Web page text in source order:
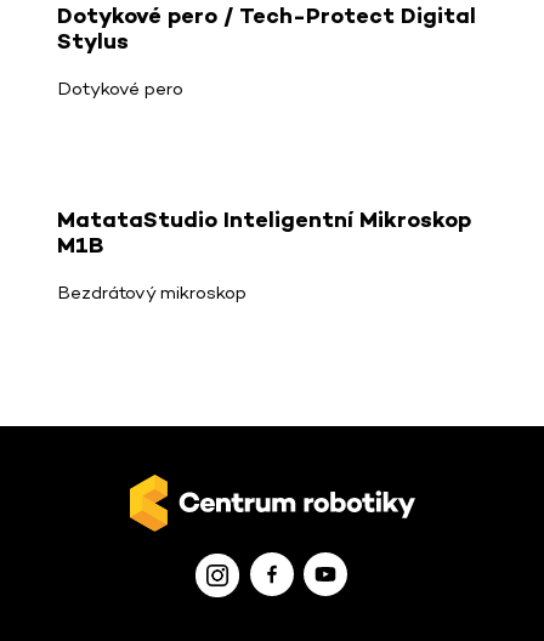
Dotykové pero / Tech-Protect Digital
Stylus
Dotykové pero
MatataStudio Inteligentní Mikroskop
M1B
Bezdrátový mikroskop